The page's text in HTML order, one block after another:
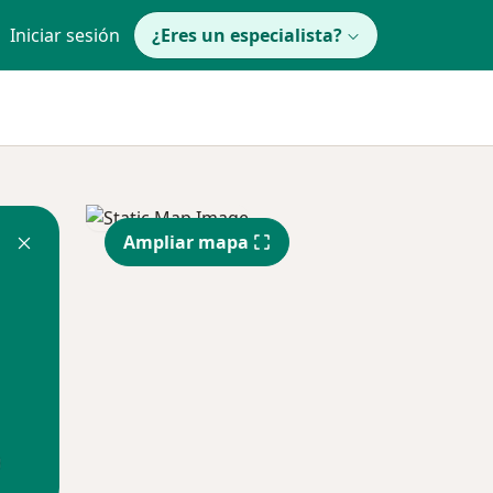
Iniciar sesión ¿Eres un especialista?
Ampliar mapa